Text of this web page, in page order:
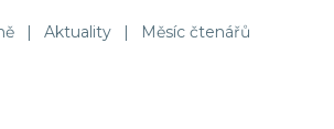
| Aktuality | Měsíc čtenářů